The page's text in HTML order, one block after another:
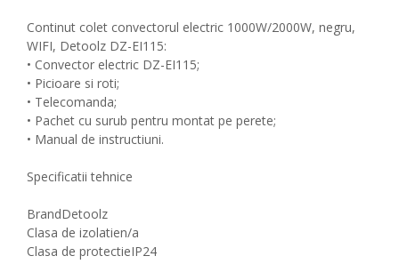
Continut colet convectorul electric 1000W/2000W, negru,
WIFI, Detoolz DZ-EI115:
• Convector electric DZ-EI115;
• Picioare si roti;
• Telecomanda;
• Pachet cu surub pentru montat pe perete;
• Manual de instructiuni.
Specificatii tehnice
BrandDetoolz
Clasa de izolatien/a
Clasa de protectieIP24